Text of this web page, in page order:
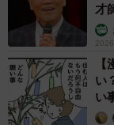
信満々に東京デ
「イオン」。3問
才
い
い